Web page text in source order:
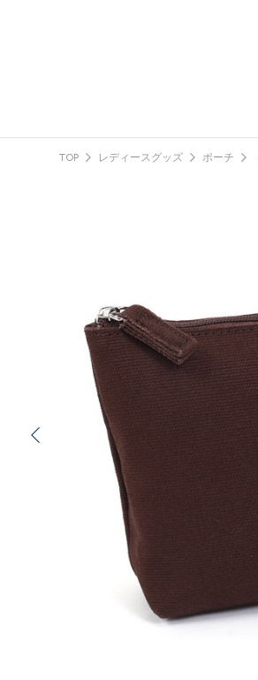
TOP レディースグッズ ポーチ